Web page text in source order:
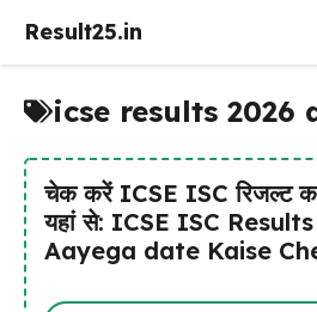
Result25.in
icse results 2026
चेक करें ICSE ISC रिजल्ट
यहां से: ICSE ISC
Aayega date Kaise